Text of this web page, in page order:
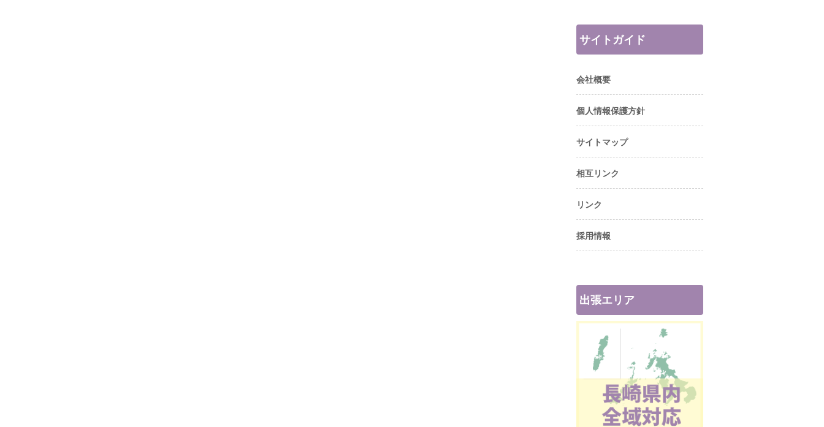
サイトガイド
会社概要
個人情報保護方針
サイトマップ
相互リンク
リンク
採用情報
出張エリア